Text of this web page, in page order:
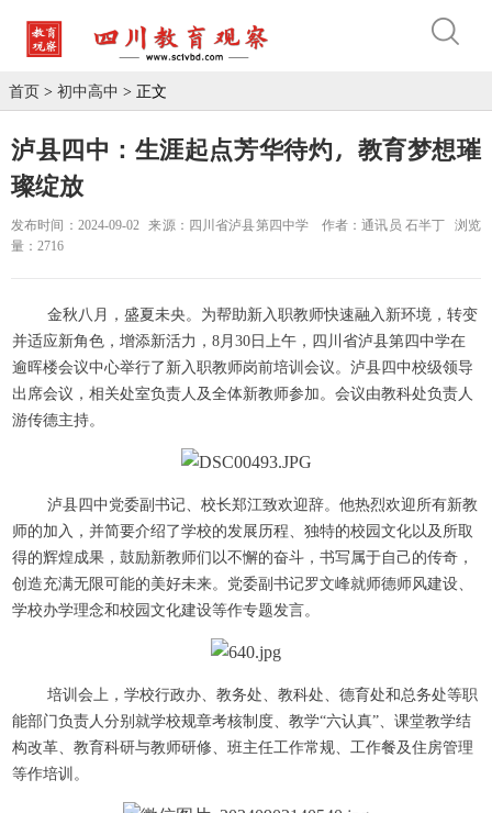
首页 > 初中高中 > 正文
泸县四中：生涯起点芳华待灼，教育梦想璀
璨绽放
发布时间：2024-09-02 来源：四川省泸县第四中学 作者：通讯员 石半丁 浏览
量：2716
金秋八月，盛夏未央。为帮助新入职教师快速融入新环境，转变
并适应新角色，增添新活力，8月30日上午，四川省泸县第四中学在
逾晖楼会议中心举行了新入职教师岗前培训会议。泸县四中校级领导
出席会议，相关处室负责人及全体新教师参加。会议由教科处负责人
游传德主持。
泸县四中党委副书记、校长郑江致欢迎辞。他热烈欢迎所有新教
师的加入，并简要介绍了学校的发展历程、独特的校园文化以及所取
得的辉煌成果，鼓励新教师们以不懈的奋斗，书写属于自己的传奇，
创造充满无限可能的美好未来。党委副书记罗文峰就师德师风建设、
学校办学理念和校园文化建设等作专题发言。
培训会上，学校行政办、教务处、教科处、德育处和总务处等职
能部门负责人分别就学校规章考核制度、教学“六认真”、课堂教学结
构改革、教育科研与教师研修、班主任工作常规、工作餐及住房管理
等作培训。